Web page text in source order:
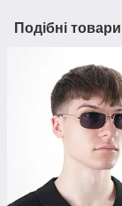
Подібні